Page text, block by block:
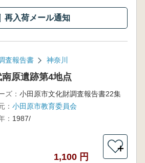
再入荷メール通知
査報告書 神奈川
原遺跡第4地点
ズ： 小田原市文化財調査報告書22集
： 小田原市教育委員会
： 1987/
1,100 円
＋